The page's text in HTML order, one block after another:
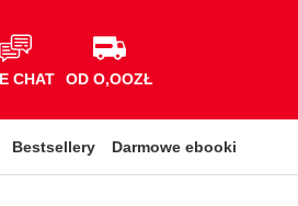
CHAT OD O,OOZŁ
Bestsellery Darmowe ebooki